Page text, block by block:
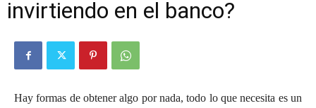
invirtiendo en el banco?
Hay formas de obtener algo por nada, todo lo que necesita es un